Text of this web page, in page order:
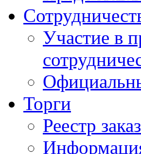
Участие в
Торги
Реестр